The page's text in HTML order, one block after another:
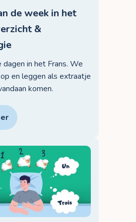
de week in het
&
dagen in het Frans. We
en leggen als extraatje
komen.